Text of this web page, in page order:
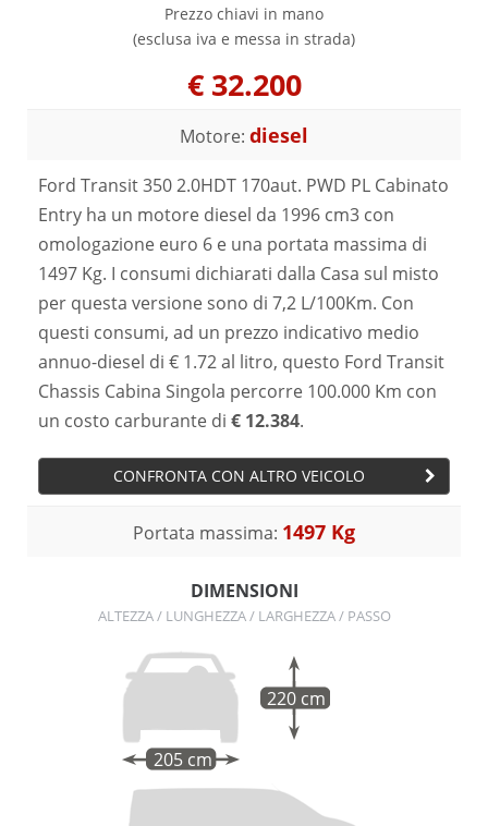
Prezzo chiavi in mano
(esclusa iva e messa in strada)
€ 32.200
Motore: diesel
Ford Transit 350 2.0HDT 170aut. PWD PL Cabinato
Entry ha un motore diesel da 1996 cm3 con
omologazione euro 6 e una portata massima di
1497 Kg. I consumi dichiarati dalla Casa sul misto
per questa versione sono di 7,2 L/100Km. Con
questi consumi, ad un prezzo indicativo medio
annuo-diesel di € 1.72 al litro, questo Ford Transit
Chassis Cabina Singola percorre 100.000 Km con
un costo carburante di € 12.384.
CONFRONTA CON ALTRO VEICOLO
Portata massima: 1497 Kg
DIMENSIONI
ALTEZZA / LUNGHEZZA / LARGHEZZA / PASSO
205 cm
220 cm